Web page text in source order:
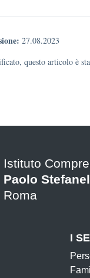
27.08.2023
questo articolo è
Istituto
Paolo
Roma
I